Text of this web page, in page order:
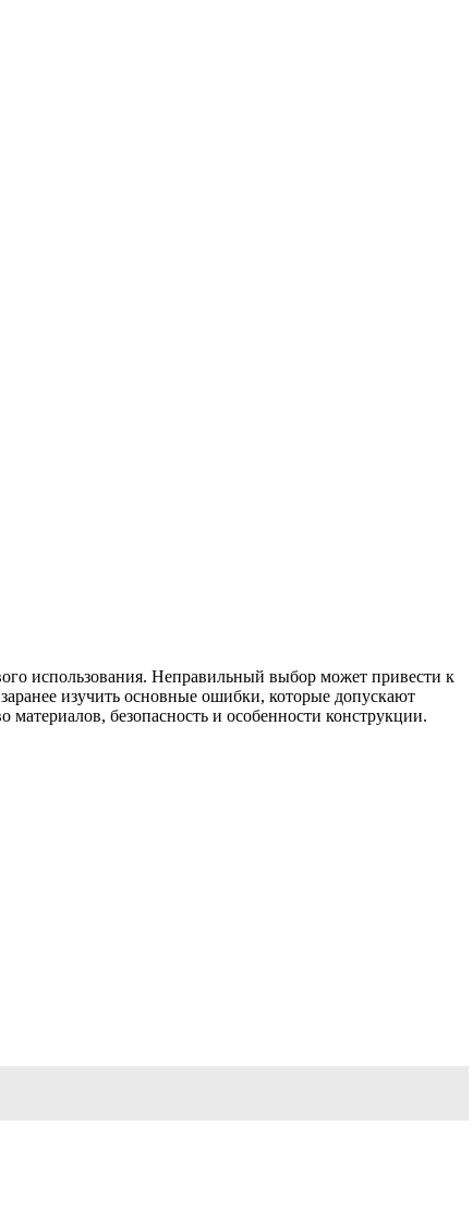
использования. Неправильный выбор может привести к
изучить основные ошибки, которые допускают
безопасность и особенности конструкции.